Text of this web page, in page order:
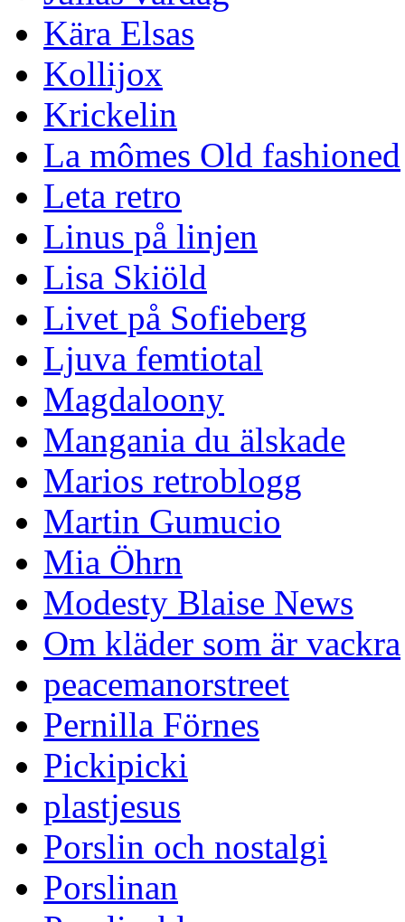
Kära Elsas
Kollijox
Krickelin
La mômes Old fashioned
Leta retro
Linus på linjen
Lisa Skiöld
Livet på Sofieberg
Ljuva femtiotal
Magdaloony
Mangania du älskade
Marios retroblogg
Martin Gumucio
Mia Öhrn
Modesty Blaise News
Om kläder som är vackra
peacemanorstreet
Pernilla Förnes
Pickipicki
plastjesus
Porslin och nostalgi
Porslinan